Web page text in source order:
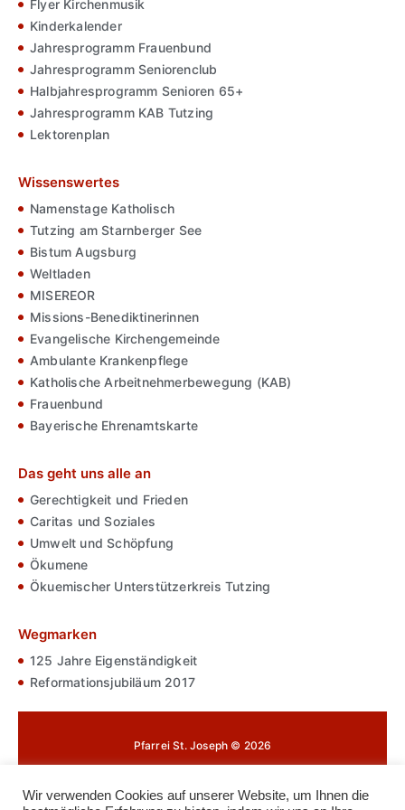
Flyer Kirchenmusik
Kinderkalender
Jahresprogramm Frauenbund
Jahresprogramm Seniorenclub
Halbjahresprogramm Senioren 65+
Jahresprogramm KAB Tutzing
Lektorenplan
Wissenswertes
Namenstage Katholisch
Tutzing am Starnberger See
Bistum Augsburg
Weltladen
MISEREOR
Missions-Benediktinerinnen
Evangelische Kirchengemeinde
Ambulante Krankenpflege
Katholische Arbeitnehmerbewegung (KAB)
Frauenbund
Bayerische Ehrenamtskarte
Das geht uns alle an
Gerechtigkeit und Frieden
Caritas und Soziales
Umwelt und Schöpfung
Ökumene
Ökuemischer Unterstützerkreis Tutzing
Wegmarken
125 Jahre Eigenständigkeit
Reformationsjubiläum 2017
Pfarrei St. Joseph © 2026
Wir verwenden Cookies auf unserer Website, um Ihnen die